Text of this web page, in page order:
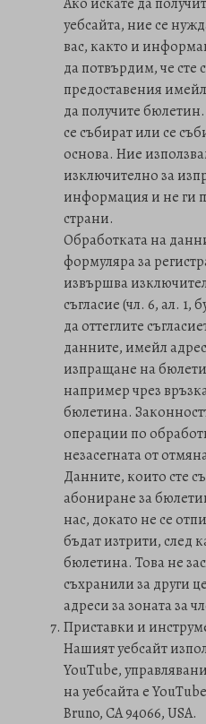
уебсайта, ние се
вас, както и
да потвърдим, че сте
предоставения имейл
да получите
се събират или се
основа. Ние
изключително за
информация и не ги
страни.
Обработката на
формуляра за
извършва
съгласие (чл. 6, ал.
да оттеглите
данните, имейл
изпращане на
например чрез
бюлетина.
операции по
незасегната от
Данните, които сте
абониране за
нас, докато не се
бъдат изтрити, след
бюлетина. Това не
съхранили за други
адреси за зоната за
Приставки и
Нашият уебсайт
YouTube,
на уебсайта е
Bruno, CA 94066, USA.